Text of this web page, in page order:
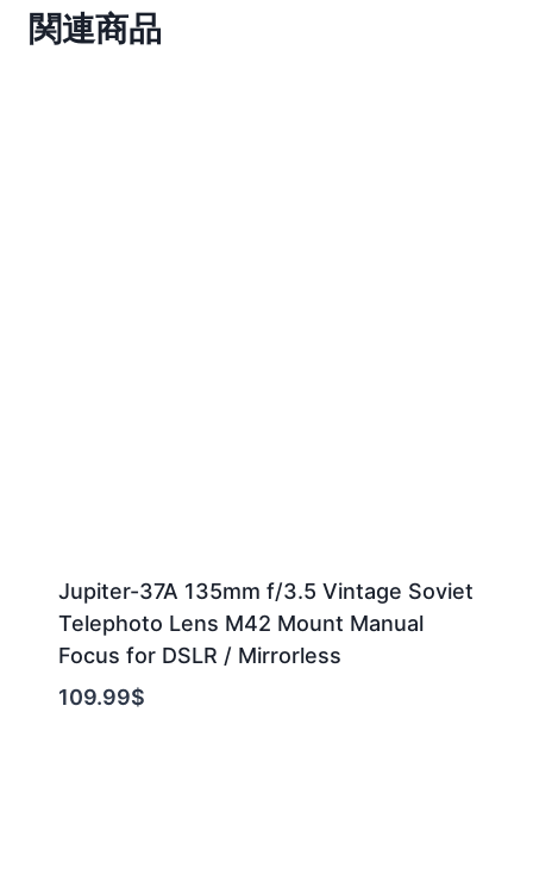
関連商品
Jupiter-37A 135mm f/3.5 Vintage Soviet
Telephoto Lens M42 Mount Manual
Focus for DSLR / Mirrorless
109.99$